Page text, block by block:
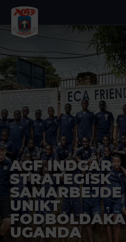
AGF INDGÅR
STRATEGISK
SAMARBEJDE
UNIKT
UGANDA